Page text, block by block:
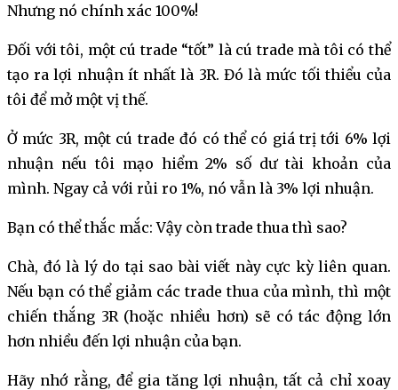
Nhưng nó chính xác 100%!
Đối với tôi, một cú trade “tốt” là cú trade mà tôi có thể
tạo ra lợi nhuận ít nhất là 3R. Đó là mức tối thiểu của
tôi để mở một vị thế.
Ở mức 3R, một cú trade đó có thể có giá trị tới 6% lợi
nhuận nếu tôi mạo hiểm 2% số dư tài khoản của
mình. Ngay cả với rủi ro 1%, nó vẫn là 3% lợi nhuận.
Bạn có thể thắc mắc: Vậy còn trade thua thì sao?
Chà, đó là lý do tại sao bài viết này cực kỳ liên quan.
Nếu bạn có thể giảm các trade thua của mình, thì một
chiến thắng 3R (hoặc nhiều hơn) sẽ có tác động lớn
hơn nhiều đến lợi nhuận của bạn.
Hãy nhớ rằng, để gia tăng lợi nhuận, tất cả chỉ xoay